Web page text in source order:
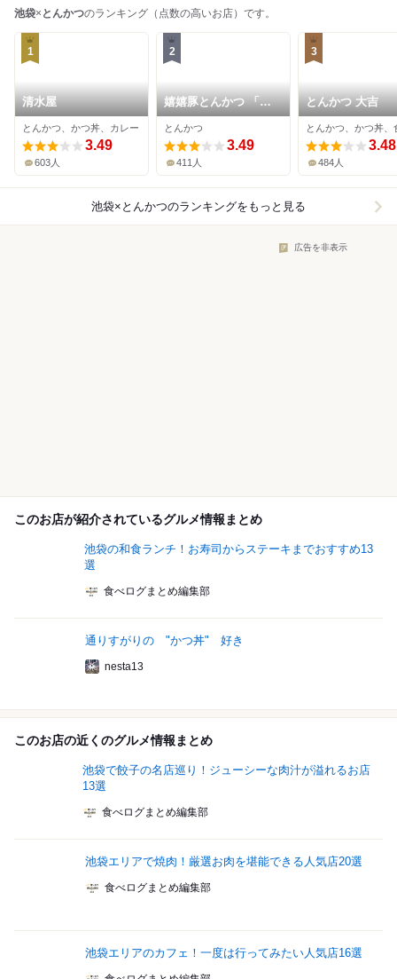
池袋× とんかつのランキング（点数の高いお店）です。
1
清水屋
とんかつ、かつ丼、カレー
3.49
603人
2
嬉嬉豚とんかつ 「君
に、揚げる。」 池袋
本店
とんかつ
3.49
411人
3
とんかつ 大吉
とんかつ、かつ丼、
3.48
484人
池袋×とんかつのランキングをもっと見る
広告を非表示
このお店が紹介されているグルメ情報まとめ
池袋の和食ランチ！お寿司からステーキまでおすすめ13
選
食べログまとめ編集部
通りすがりの "かつ丼" 好き
nesta13
このお店の近くのグルメ情報まとめ
池袋で餃子の名店巡り！ジューシーな肉汁が溢れるお店
13選
食べログまとめ編集部
池袋エリアで焼肉！厳選お肉を堪能できる人気店20選
食べログまとめ編集部
池袋エリアのカフェ！一度は行ってみたい人気店16選